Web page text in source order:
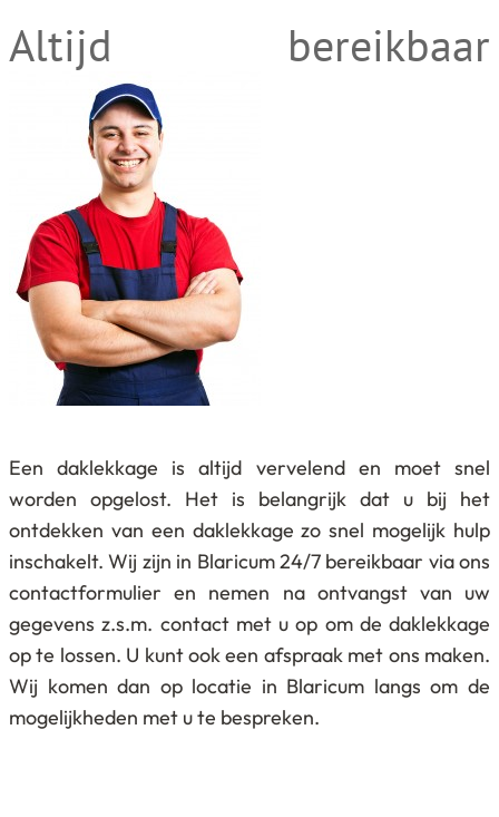
Altijd bereikbaar
Een daklekkage is altijd vervelend en moet snel
worden opgelost. Het is belangrijk dat u bij het
ontdekken van een daklekkage zo snel mogelijk hulp
inschakelt. Wij zijn in Blaricum 24/7 bereikbaar via ons
contactformulier en nemen na ontvangst van uw
gegevens z.s.m. contact met u op om de daklekkage
op te lossen. U kunt ook een afspraak met ons maken.
Wij komen dan op locatie in Blaricum langs om de
mogelijkheden met u te bespreken.